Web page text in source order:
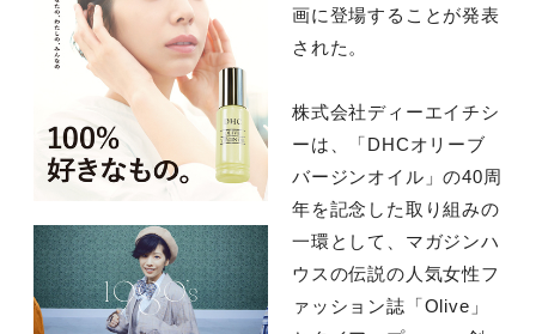
画に登場することが発表
された。
株式会社ディーエイチシ
ーは、「DHCオリーブ
バージンオイル」の40周
年を記念した取り組みの
一環として、マガジンハ
ウスの伝説の人気女性フ
ァッション誌「Olive」